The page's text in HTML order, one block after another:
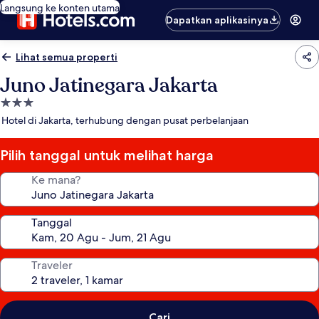
Langsung ke konten utama
Dapatkan aplikasinya
Lihat semua properti
Juno Jatinegara Jakarta
Properti
bintang
Hotel di Jakarta, terhubung dengan pusat perbelanjaan
Pilih tanggal untuk melihat harga
Ke mana?
Tanggal
Traveler